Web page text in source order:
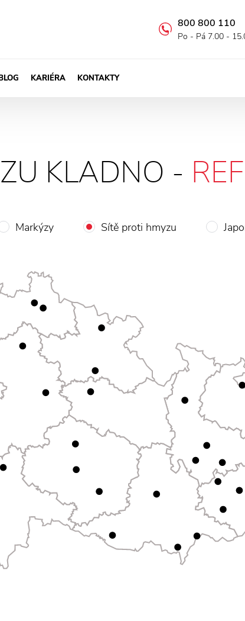
800 800 110
Po - Pá 7.00 -
KARIÉRA KONTAKTY
KLADNO -
Markýzy Sítě proti hmyzu